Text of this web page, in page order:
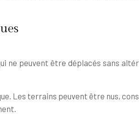
ne peuvent être déplacés sans
Les terrains peuvent être nus,